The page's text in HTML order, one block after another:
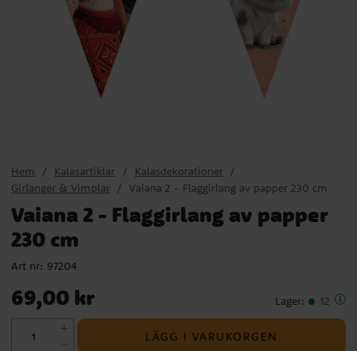
Hem Kalasartiklar
Kalasdekorationer
Girlanger & Vimplar
Vaiana 2 - Flaggirlang av papper 230 cm
Vaiana 2 - Flaggirlang av papper
230 cm
Art nr: 97204
Pris: 69,00 kr
69,00 kr Lager: 12
LÄGG I VARUKORGEN